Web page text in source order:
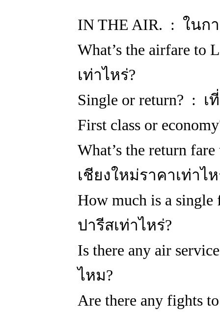
IN THE AIR. : ในก
What’s the airfare
เท่าไหร่?
Single or return? :
First class or
What’s the return
เชียงใหม่ราคาเท่าไห
How much is a
ปารีสเท่าไหร่?
Is there any air
ไหม?
Are there any